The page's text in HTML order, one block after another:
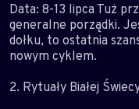
Data: 8-13 lipca Tuż
generalne porządki.
dołku, to ostatnia
nowym cyklem.
2. Rytuały Białej